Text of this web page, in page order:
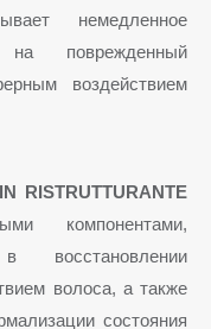
немедленное
на поврежденный
воздействием
RISTRUTTURANTE
компонентами,
восстановлении
волоса, а также
состояния